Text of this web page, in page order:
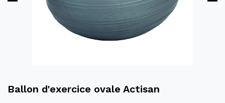
Ballon d'exercice ovale Actisan